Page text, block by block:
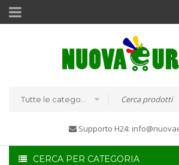
Supporto H24:
CERCA PER CATEGORIA